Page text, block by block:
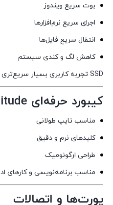
بوت سریع ویندوز
اجرای سریع نرم‌افزارها
انتقال سریع فایل‌ها
کاهش لگ و کندی سیستم
SSD تجربه کاربری بسیار سریع‌تری نسبت به HDD ارائه می‌دهد.
کیبورد حرفه‌ای Dell Latitude
مناسب تایپ طولانی
کلیدهای نرم و دقیق
طراحی ارگونومیک
مناسب برنامه‌نویسی و کارهای
پورت‌ها و اتصالات